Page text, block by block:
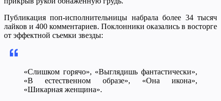
Публикация поп-исполнительницы набрала более 34 тысяч
лайков и 400 комментариев. Поклонники оказались в восторге
от эффектной съемки звезды:
«Слишком горячо», «Выглядишь фантастически»,
«В естественном образе», «Она икона»,
«Шикарная женщина».